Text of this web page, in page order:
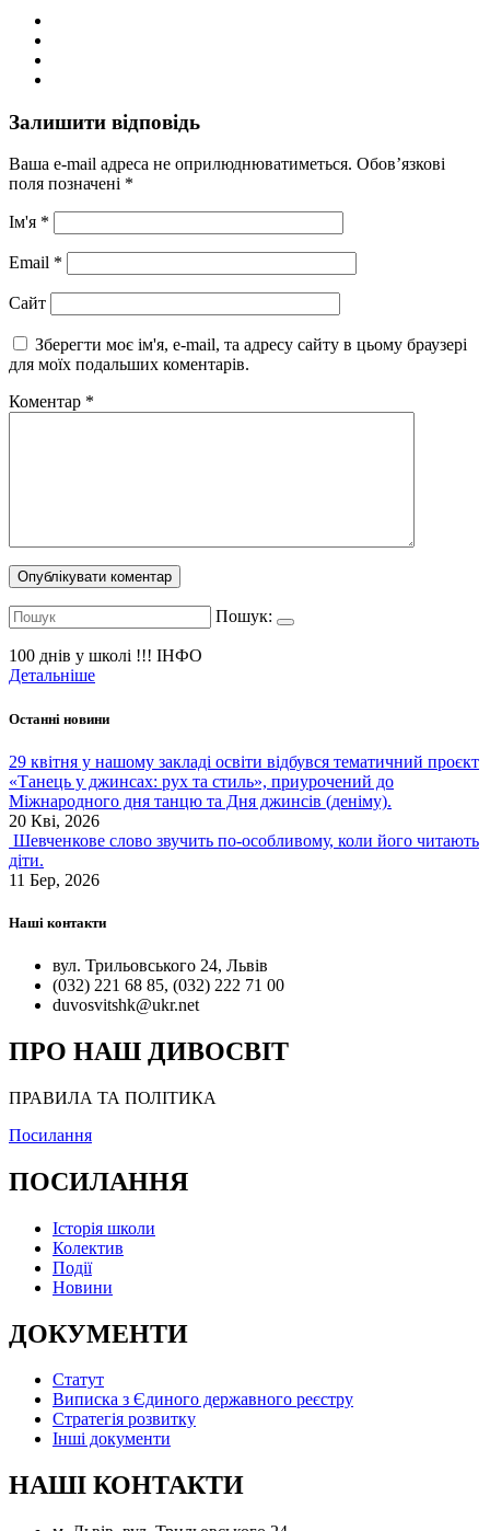
Залишити відповідь
Ваша e-mail адреса не оприлюднюватиметься. Обов’язкові
поля позначені *
Ім'я *
Email *
Сайт
Зберегти моє ім'я, e-mail, та адресу сайту в цьому браузері
для моїх подальших коментарів.
Коментар *
Пошук:
100 днів у школі !!! ІНФО
Детальніше
Останні новини
29 квітня у нашому закладі освіти відбувся тематичний проєкт
«Танець у джинсах: рух та стиль», приурочений до
Міжнародного дня танцю та Дня джинсів (деніму).
20 Кві, 2026
Шевченкове слово звучить по-особливому, коли його читають
діти.
11 Бер, 2026
Наші контакти
вул. Трильовського 24, Львів
(032) 221 68 85, (032) 222 71 00
duvosvitshk@ukr.net
ПРО НАШ ДИВОСВІТ
ПРАВИЛА ТА ПОЛІТИКА
Посилання
ПОСИЛАННЯ
Історія школи
Колектив
Події
Новини
ДОКУМЕНТИ
Статут
Виписка з Єдиного державного реєстру
Стратегія розвитку
Інші документи
НАШІ КОНТАКТИ